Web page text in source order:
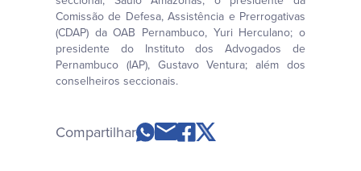
Comissão de Defesa, Assistência e Prerrogativas
(CDAP) da OAB Pernambuco, Yuri Herculano; o
presidente do Instituto dos Advogados de
Pernambuco (IAP), Gustavo Ventura; além dos
conselheiros seccionais.
Compartilhar